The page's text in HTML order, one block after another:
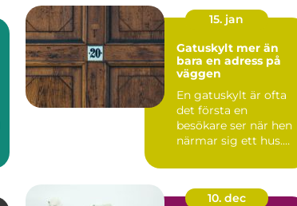
15. jan
Gatuskylt mer än
bara en adress på
väggen
En gatuskylt är ofta
det första en
besökare ser när hen
närmar sig ett hus.
brevbäraren ...
10. dec